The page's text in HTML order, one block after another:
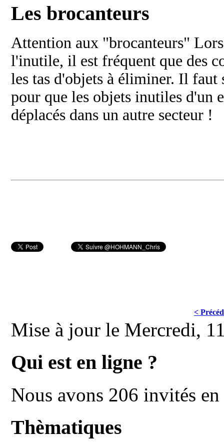
Les brocanteurs
Attention aux "brocanteurs"
l'inutile, il est fréquent que des
les tas d'objets à éliminer. Il faut
pour que les objets inutiles d'un
déplacés dans un autre secteur !
<
Mise à jour le Mercredi,
Qui est en ligne ?
Nous avons 206 invités
Thèmatiques